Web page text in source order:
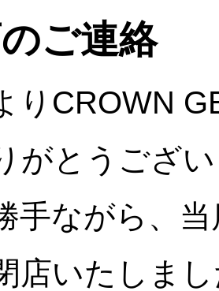
ご連絡
りCROWN
がとうござ
手ながら、
店いたしま